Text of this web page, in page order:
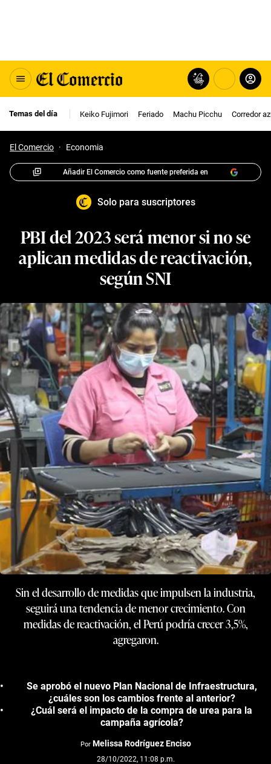
Temas del día Keiko Fujimori Feriado Machu Picchu Corredor
El Comercio · Economia
Añadir El Comercio como fuente preferida en
Solo para suscriptores
PBI del 2023 será menor si no se
aplican medidas de reactivación,
según SNI
Sin el desarrollo de medidas que impulsen la industria,
seguirá una tendencia de menor crecimiento. Con
medidas de reactivación, el Perú podría crecer 3,5%,
agregaron.
Se aprobó el nuevo Plan Nacional de Infraestructura,
¿cuáles son los cambios frente al anterior?
¿Cuál será el impacto de la compra de urea para la
campaña agrícola?
Por Melissa Rodríguez Enciso
28/10/2022, 11:08 p.m.